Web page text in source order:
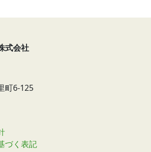
式会社
町6-125
づく表記